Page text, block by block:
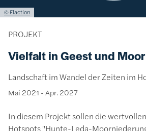
Lizenzinformationen einschließlich Urheberrecht
© Flaction
PROJEKT
Vielfalt in Geest und Moor
Landschaft im Wandel der Zeiten im
Mai 2021 - Apr. 2027
In diesem Projekt sollen die
Hotspots "Hunte-Leda-